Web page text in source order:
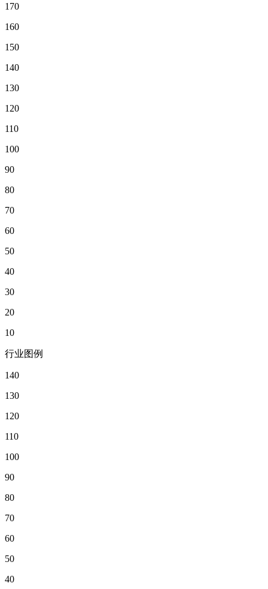
170
160
150
140
130
120
110
100
90
80
70
60
50
40
30
20
10
行业图例
140
130
120
110
100
90
80
70
60
50
40